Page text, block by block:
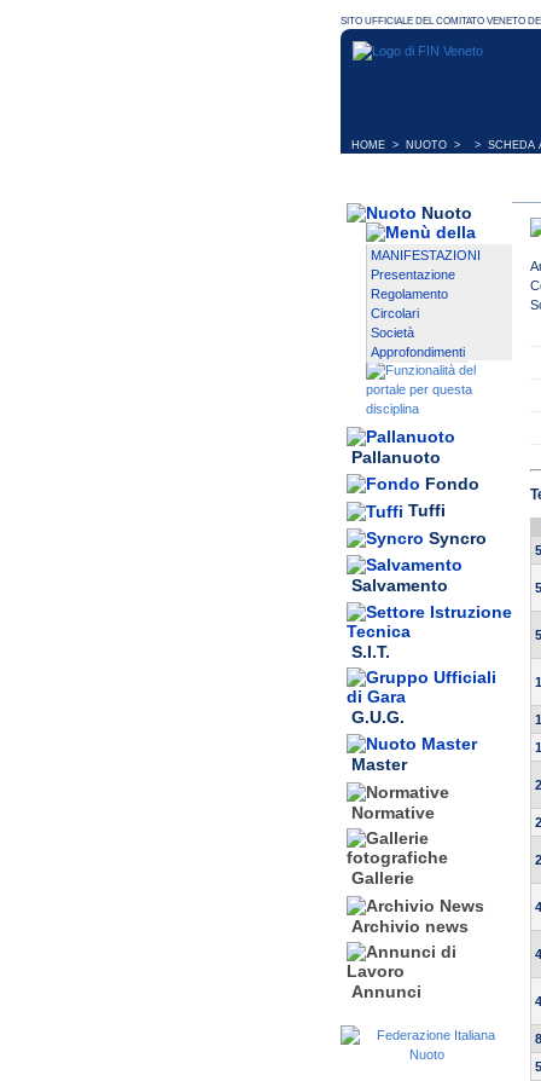
HOME > NUOTO > > SCHEDA
Nuoto
MANIFESTAZIONI
Presentazione
Regolamento
Circolari
Società
Approfondimenti
Pallanuoto
Fondo
Tuffi
Syncro
Salvamento
S.I.T.
G.U.G.
Master
Normative
Gallerie
Archivio news
Annunci